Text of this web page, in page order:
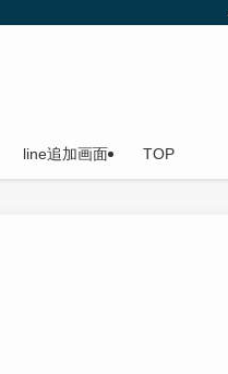
族やお友達を誘ってお越しくださ
line追加画面 TOP